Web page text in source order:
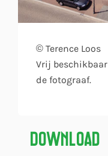
© Terence Loos
Vrij
de fotograaf.
Download